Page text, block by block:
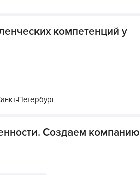
компетенций у
Петербург
Создаем компанию